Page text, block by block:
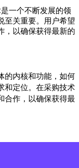
一个不断发展的领
至关重要。用户希望
，以确保获得最新的
的内核和功能，如何
和定位。在采购技术
合作，以确保获得最